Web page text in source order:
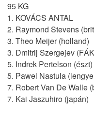
95 KG
1. KOVÁCS ANTAL
2. Raymond Stevens
3. Theo Meijer (holland)
3. Dmitrij Szergejev
5. Indrek Pertelson (észt)
5. Pawel Nastula
7. Robert Van De Walle
7. Kai Jaszuhiro (japán)